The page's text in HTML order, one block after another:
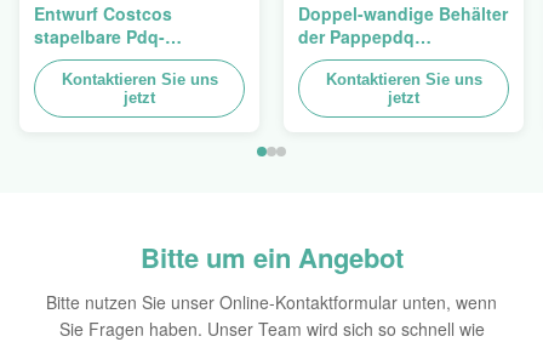
Entwurf Costcos
stapelbare Pdq-
Hochleistungsbehälter
zum Verkauf des
Vorhangs, Last 100kgs
Kontaktieren Sie uns
jetzt
Doppel-wandige Behälter
der Pappepdq
Hochleistungsstackup
für die Förderung von
Gewürzen/von
Kontaktieren Sie uns
jetzt
Bitte um ein Angebot
Bitte nutzen Sie unser Online-Kontaktformular unten, wenn
Sie Fragen haben. Unser Team wird sich so schnell wie